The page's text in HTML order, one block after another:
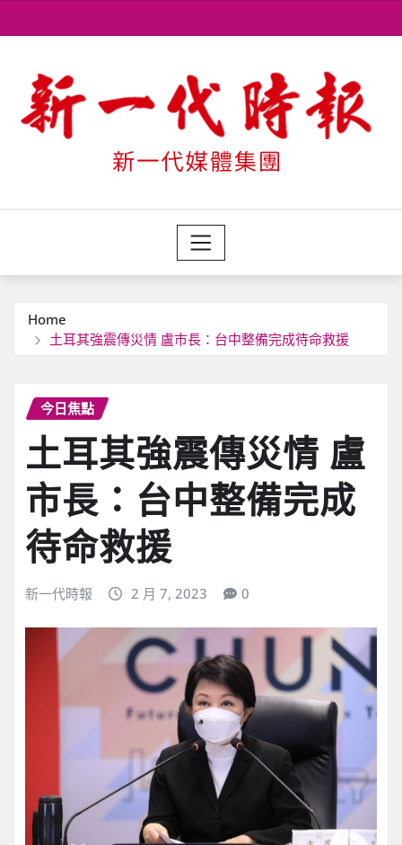
to
Home
土耳其強震傳災情 盧市長：台中整備完成待命救援
今日焦點
土耳其強震傳災情 盧
市長：台中整備完成
待命救援
新一代時報 2 月 7, 2023 0